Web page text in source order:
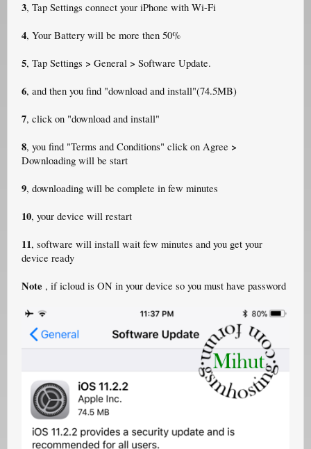
3, Tap Settings connect your iPhone with Wi-Fi
4, Your Battery will be more then 50%
5, Tap Settings > General > Software Update.
6, and then you find "download and install"(74.5MB)
7, click on "download and install"
8, you find "Terms and Conditions" click on Agree >
Downloading will be start
9, downloading will be complete in few minutes
10, your device will restart
11, software will install wait few minutes and you get your
device ready
Note , if icloud is ON in your device so you must have password